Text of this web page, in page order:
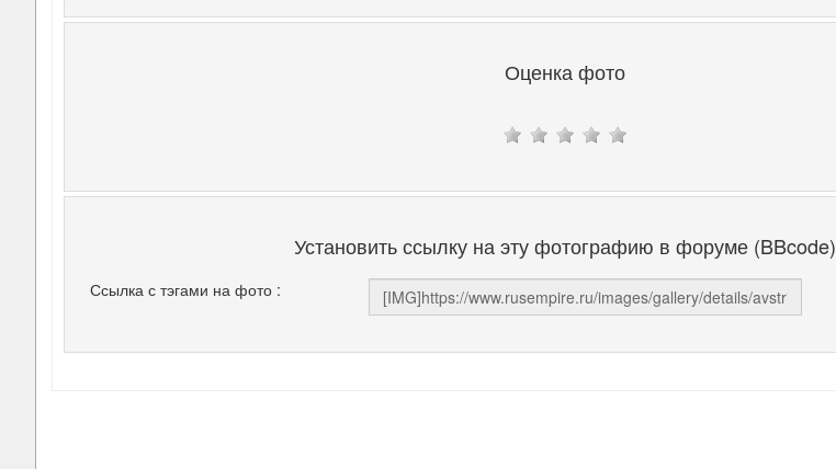
Оценка фото
Установить ссылку на эту фотографию в форуме (BBcode)
Ссылка с тэгами на фото :